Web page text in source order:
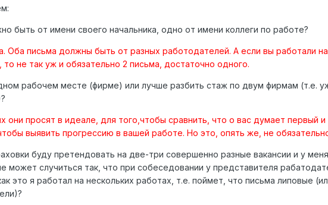
быть от имени своего начальника, одно от имени коллеги по работе?
Оба письма должны быть от разных работодателей. А если вы работали
не так уж и обязательно 2 письма, достаточно одного.
рабочем месте (фирме) или лучше разбить стаж по двум фирмам (т.е.
они просят в идеале, для того,чтобы сравнить, что о вас думает первый и
выявить прогрессию в вашей работе. Но это, опять же, не
буду претендовать на две-три совершенно разные вакансии и у
может случиться так, что при собеседовании у представителя
это я работал на нескольких работах, т.е. поймет, что письма липовые